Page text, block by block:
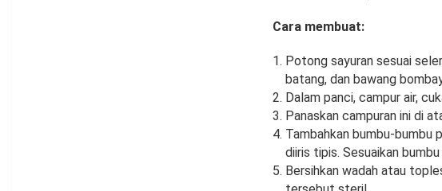
Cara membuat:
Potong sayuran sesuai
batang, dan bawang
Dalam panci, campur air,
Panaskan campuran ini di
Tambahkan bumbu-bumbu
diiris tipis. Sesuaikan
Bersihkan wadah atau